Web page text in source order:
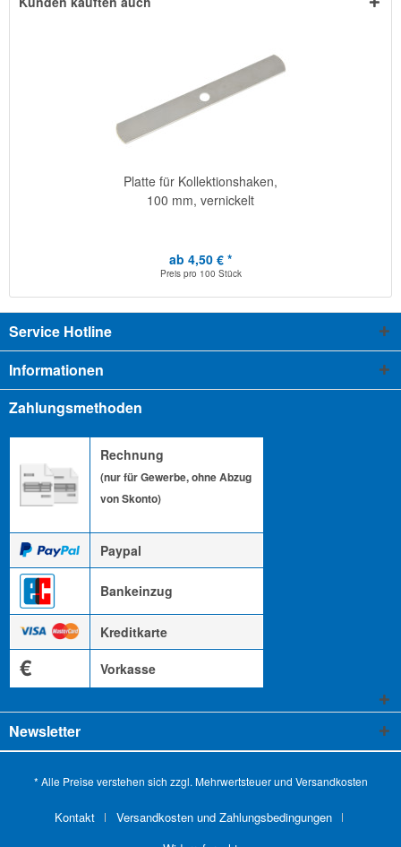
Platte für Kollektionshaken,
100 mm, vernickelt
ab 4,50 € *
Preis pro 100 Stück
Service Hotline
Informationen
Zahlungsmethoden
Rechnung
(nur für Gewerbe, ohne Abzug
von Skonto)
Paypal
Bankeinzug
Kreditkarte
€ Vorkasse
Newsletter
* Alle Preise verstehen sich zzgl. Mehrwertsteuer und Versandkosten
Kontakt
Versandkosten und Zahlungsbedingungen